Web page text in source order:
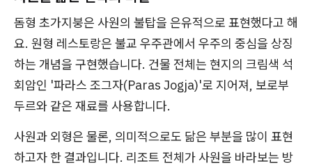
돔형 초가지붕은 사원의 불탑을 은유적으로 표현했다고 해
요. 원형 레스토랑은 불교 우주관에서 우주의 중심을 상징
하는 개념을 구현했습니다. 건물 전체는 현지의 크림색 석
회암인 '파라스 조그자(Paras Jogja)'로 지어져, 보로부
두르와 같은 재료를 사용합니다.
사원과 외형은 물론, 의미적으로도 닮은 부분을 많이 표현
하고자 한 결과입니다. 리조트 전체가 사원을 바라보는 방